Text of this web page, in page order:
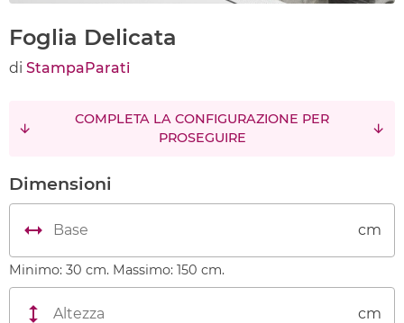
Foglia Delicata
di StampaParati
COMPLETA LA CONFIGURAZIONE PER
PROSEGUIRE
Dimensioni
cm
Minimo: 30 cm. Massimo: 150 cm.
cm